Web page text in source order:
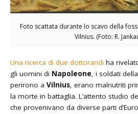
Foto scattata durante lo scavo della
Vilnius. (Foto: R.
Una ricerca di due dottorandi ha
gli uomini di Napoleone, i soldati
perirono aVilnius, erano malnutriti
la morte in battaglia. L’attento studio
che provenivano da diverse parti